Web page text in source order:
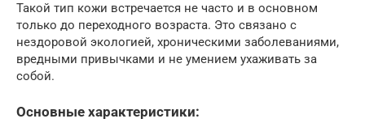
Такой тип кожи встречается не часто и в основном
только до переходного возраста. Это связано с
нездоровой экологией, хроническими заболеваниями,
вредными привычками и не умением ухаживать за
собой.
Основные характеристики: